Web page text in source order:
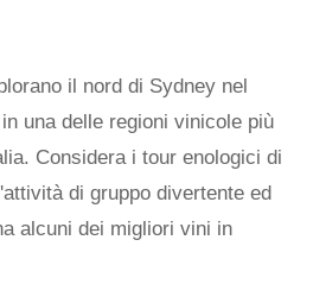
il nord di Sydney nel
una delle regioni vinicole più
Considera i tour enologici di
di gruppo divertente ed
alcuni dei migliori vini in